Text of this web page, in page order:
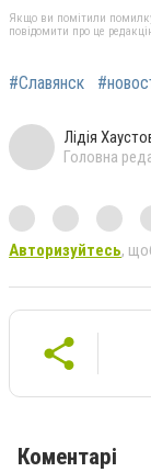
Якщо ви помітили
повідомити про це
#Славянск
Лідія
Головна
Авторизуйтесь,
Коментарі